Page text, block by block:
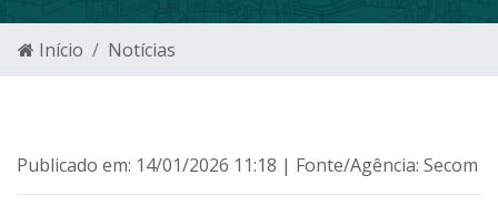
Início Notícias
Publicado em: 14/01/2026 11:18 | Fonte/Agência: Secom